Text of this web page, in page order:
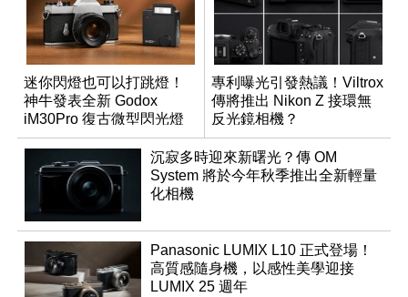
迷你閃燈也可以打跳燈！
神牛發表全新 Godox
iM30Pro 復古微型閃光燈
專利曝光引發熱議！Viltrox
傳將推出 Nikon Z 接環無
反光鏡相機？
沉寂多時迎來新曙光？傳 OM
System 將於今年秋季推出全新輕量
化相機
Panasonic LUMIX L10 正式登場！
高質感隨身機，以感性美學迎接
LUMIX 25 週年